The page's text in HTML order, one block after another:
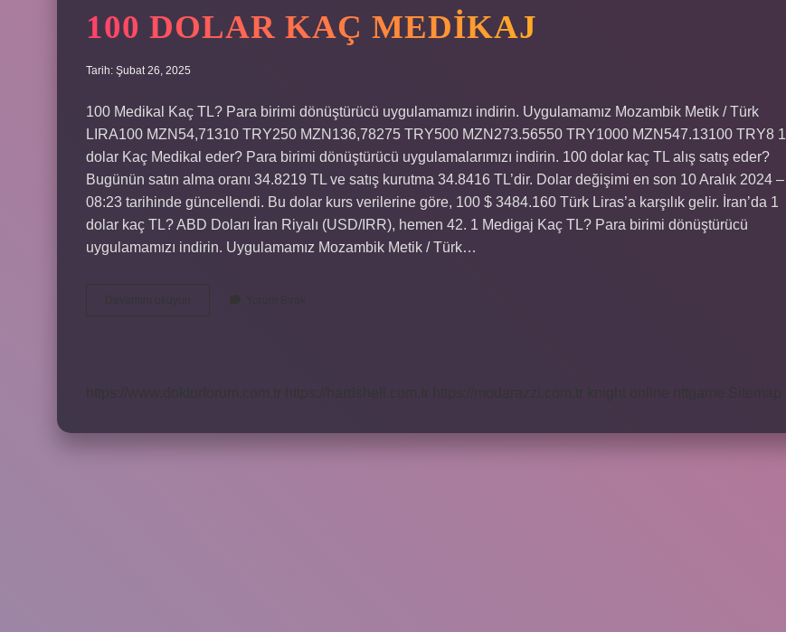
100 DOLAR KAÇ MEDIKAJ
Tarih: Şubat 26, 2025
100 Medikal Kaç TL? Para birimi dönüştürücü uygulamamızı indirin. Uygulamamız Mozambik Metik / Türk
LIRA100 MZN54,71310 TRY250 MZN136,78275 TRY500 MZN273.56550 TRY1000 MZN547.13100 TRY8 1
dolar Kaç Medikal eder? Para birimi dönüştürücü uygulamalarımızı indirin. 100 dolar kaç TL alış satış eder?
Bugünün satın alma oranı 34.8219 TL ve satış kurutma 34.8416 TL’dir. Dolar değişimi en son 10 Aralık 2024 –
08:23 tarihinde güncellendi. Bu dolar kurs verilerine göre, 100 $ 3484.160 Türk Liras’a karşılık gelir. İran’da 1
dolar kaç TL? ABD Doları İran Riyalı (USD/IRR), hemen 42. 1 Medigaj Kaç TL? Para birimi dönüştürücü
uygulamamızı indirin. Uygulamamız Mozambik Metik / Türk…